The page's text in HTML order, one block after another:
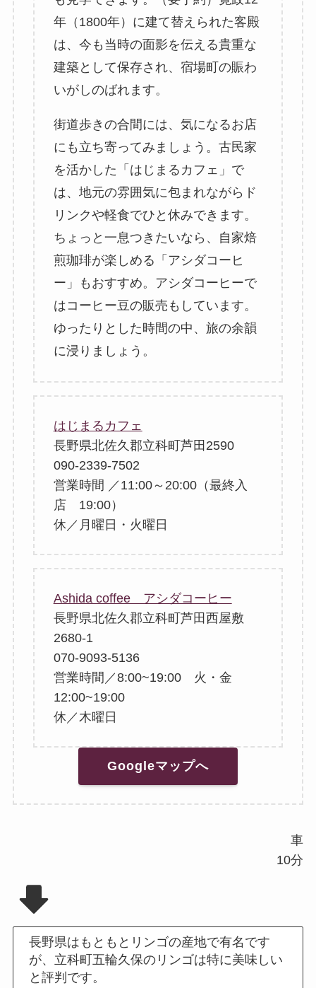
年（1800年）に建て替えられた客殿
は、今も当時の面影を伝える貴重な
建築として保存され、宿場町の賑わ
いがしのばれます。
街道歩きの合間には、気になるお店
にも立ち寄ってみましょう。古民家
を活かした「はじまるカフェ」で
は、地元の雰囲気に包まれながらド
リンクや軽食でひと休みできます。
ちょっと一息つきたいなら、自家焙
煎珈琲が楽しめる「アシダコーヒ
ー」もおすすめ。アシダコーヒーで
はコーヒー豆の販売もしています。
ゆったりとした時間の中、旅の余韻
に浸りましょう。
はじまるカフェ
長野県北佐久郡立科町芦田2590
090-2339-7502
営業時間 ／11:00～20:00（最終入
店 19:00）
休／月曜日・火曜日
Ashida coffee アシダコーヒー
長野県北佐久郡立科町芦田西屋敷
2680-1
070-9093-5136
営業時間／8:00~19:00 火・金
12:00~19:00
休／木曜日
Googleマップへ
車
10分
長野県はもともとリンゴの産地で有名です
が、立科町五輪久保のリンゴは特に美味しい
と評判です。